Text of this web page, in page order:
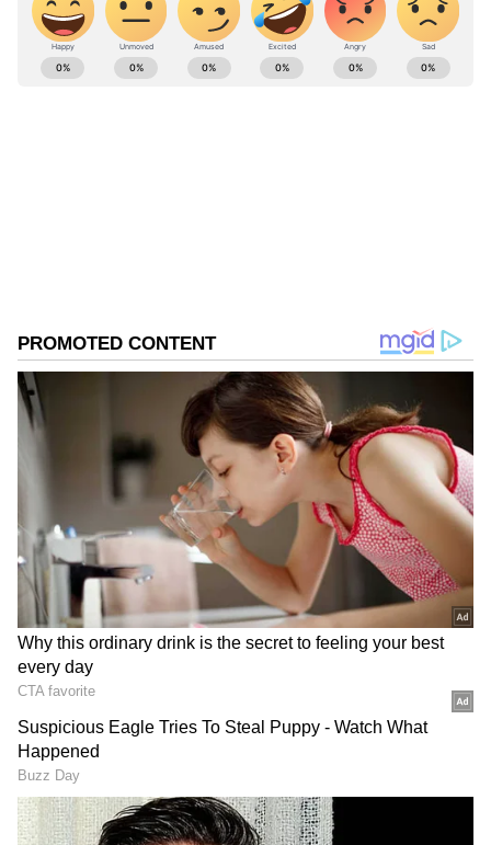
ಹೀಗೆ ಹತ್ತು ಹಲವು ವಿಶೇಷತೆಗಳಿಂದ ಕೂಡಿರುವ 'ಬೊಂಬಾಟ್
ಭೋಜನ ಶೋ' 1000 ಸಂಚಿಕೆಗಳನ್ನು ಯಶಸ್ವಿಯಾಗಿ
ABOUT THE AUTHOR
ಕನ್ನಡ ಸಿನಿಮಾ (
ಕಾರ್ಯಕ್ರಮಗಳು (Kannada TV Shows
ಸುದ್ದಿಗಳು ಮತ್ತು ಇತ್ತೀಚಿನ ಸುದ್ದಿಗಳಿಗಾಗಿ ಏಷ್ಯಾನೆಟ್